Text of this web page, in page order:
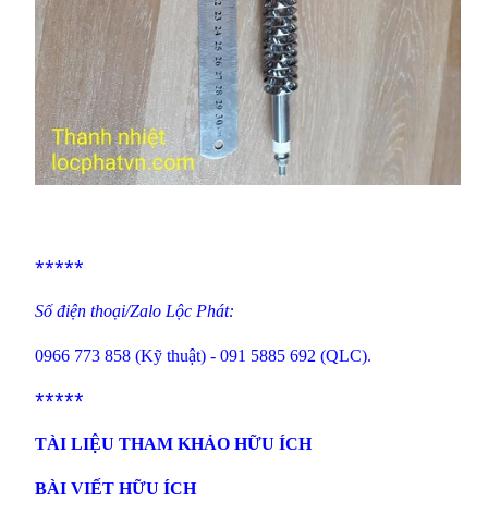
*****
Số điện thoại/Zalo Lộc Phát:
0966 773 858 (Kỹ thuật) - 091 5885 692 (QLC).
*****
TÀI LIỆU THAM KHẢO HỮU ÍCH
BÀI VIẾT HỮU ÍCH